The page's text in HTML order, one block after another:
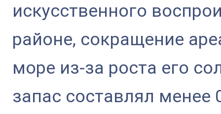
искусственного
районе, сокращение
море из-за роста его
запас составлял менее